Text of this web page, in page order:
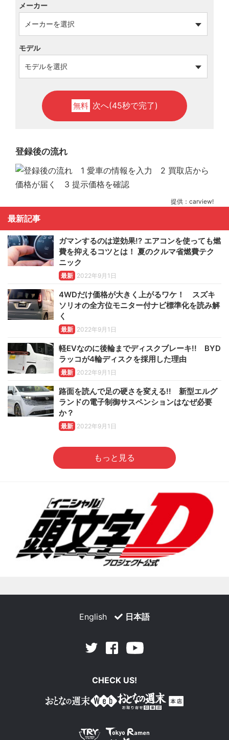
メーカー
モデル
無料 次へ(45秒で完了)
登録後の流れ
提供：carview!
最新記事
ガマンするのは逆効果!? エアコンを使っても燃
費を抑えるコツとは！ 夏のクルマ省燃費テク
ニック
最新 2022年9月1日
4WDだけ価格が大きく上がるワケ！ スズキ
ソリオの全方位モニター付ナビ標準化を読み解
く
最新 2022年9月1日
軽EVなのに後輪までディスクブレーキ!! BYD
ラッコが4輪ディスクを採用した理由
最新 2022年9月1日
路面を読んで足の硬さを変える!! 新型エルグ
ランドの電子制御サスペンションはなぜ必要
か？
最新 2022年9月1日
もっと見る
English 日本語
Twitter Facebook
CHECK US!